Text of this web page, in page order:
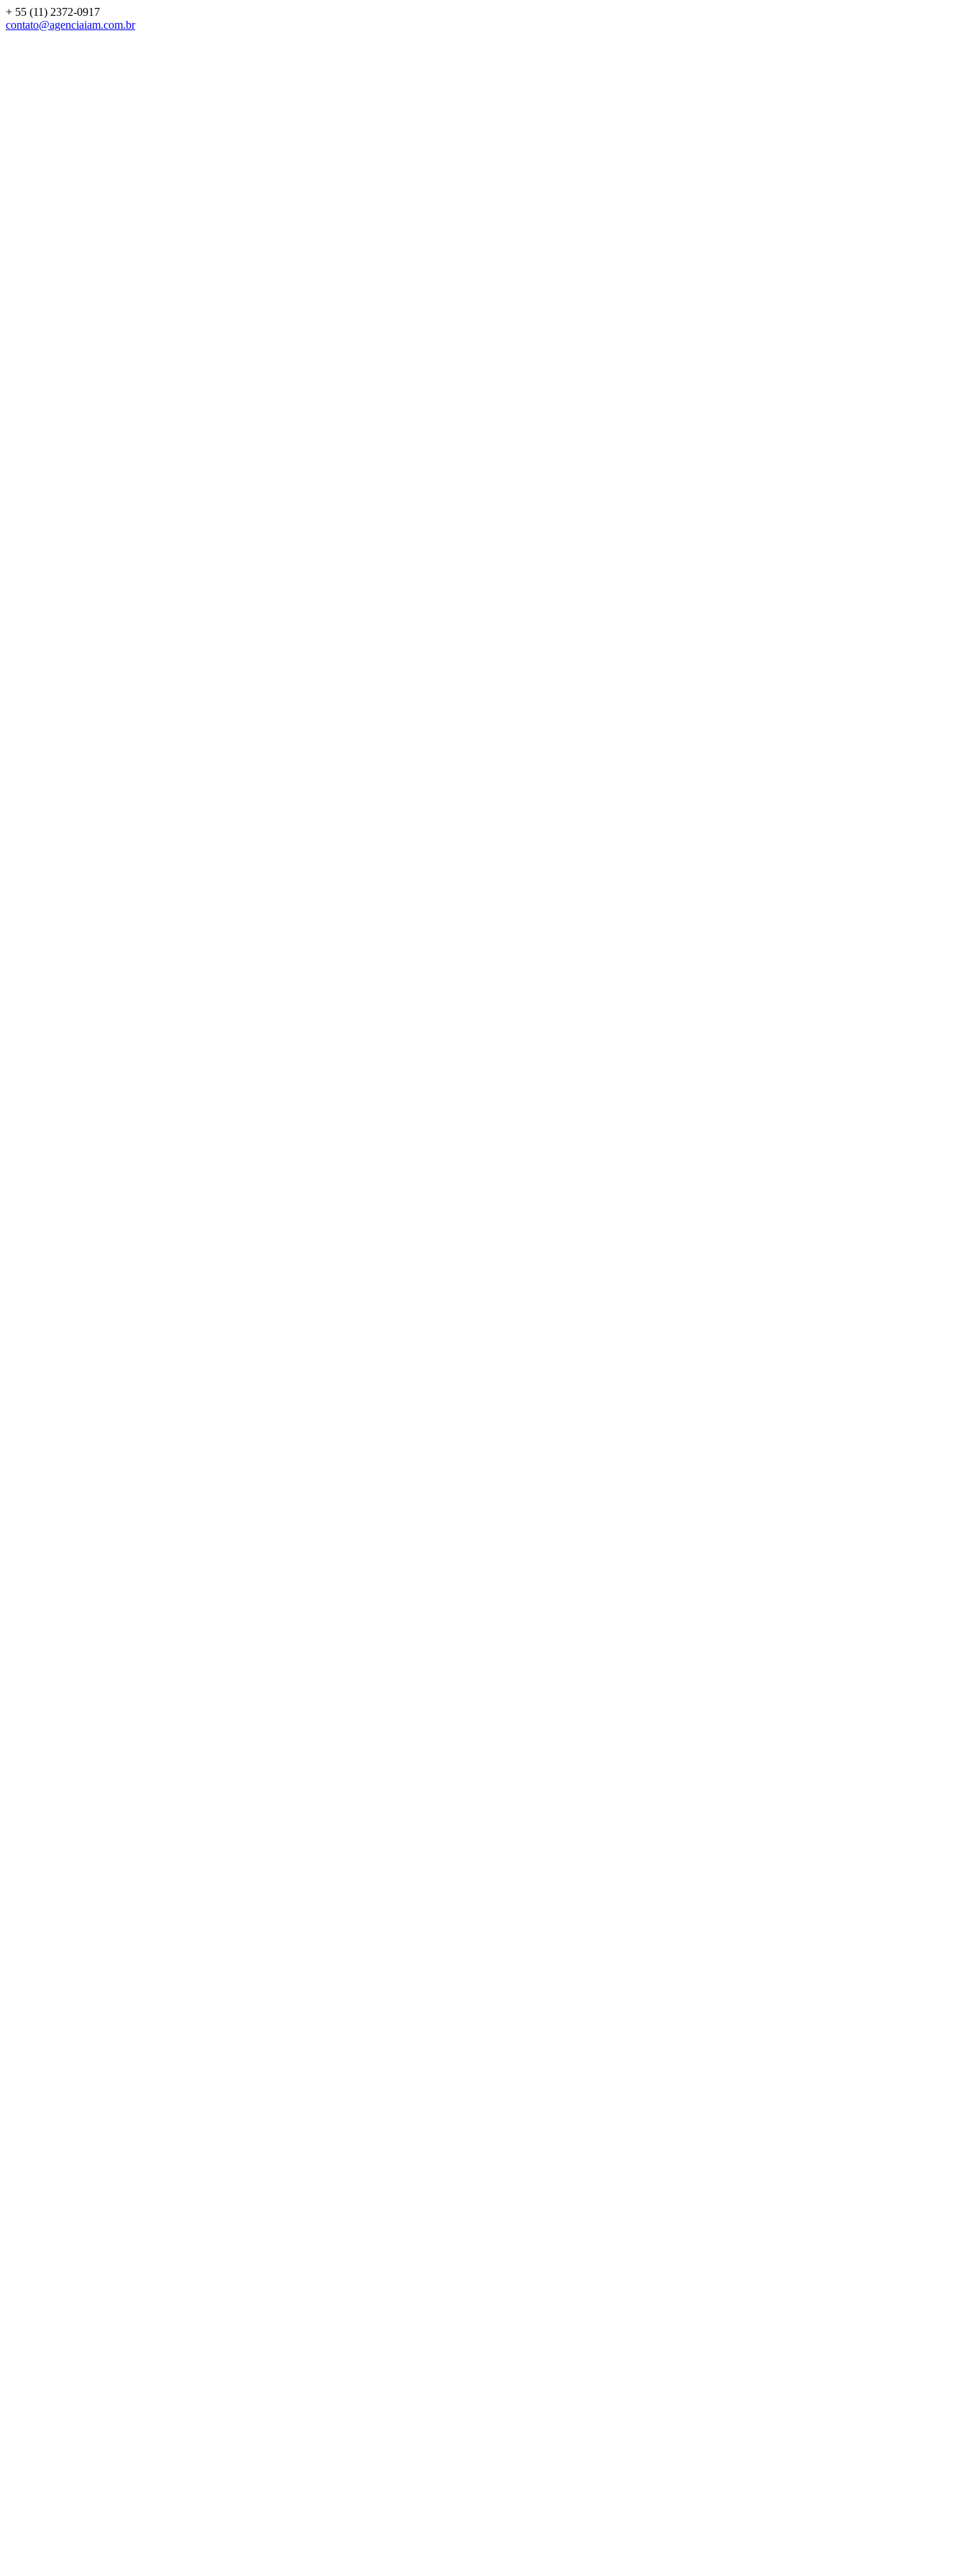
+ 55 (11) 2372-0917
contato@agenciaiam.com.br